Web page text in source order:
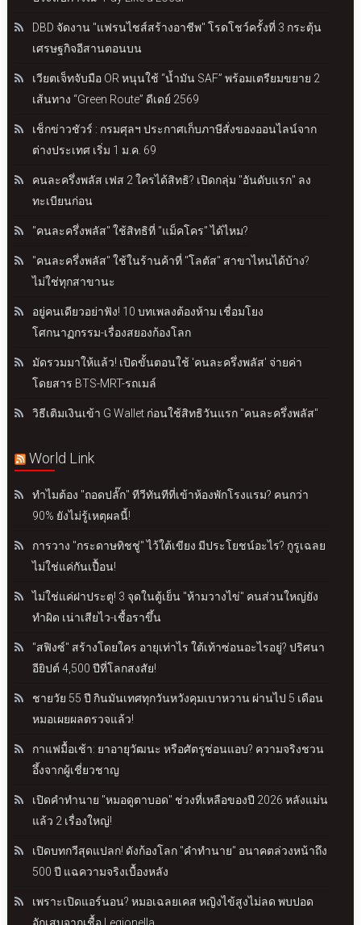
DBD จัดงาน "แฟรนไชส์สร้างอาชีพ" โรดโชว์ครั้งที่ 3 กระตุ้น
เศรษฐกิจอีสานตอนบน
เวียตเจ็ทจับมือ OR หนุนใช้ “น้ำมัน SAF” พร้อมเตรียมขยาย 2
เส้นทาง “Green Route” ดีเดย์ 2569
เช็กข่าวชัวร์ : กรมศุลฯ ประกาศเก็บภาษีสั่งของออนไลน์จาก
ต่างประเทศ เริ่ม 1 ม.ค. 69
คนละครึ่งพลัส เฟส 2 ใครได้สิทธิ? เปิดกลุ่ม "อันดับแรก" ลง
ทะเบียนก่อน
"คนละครึ่งพลัส" ใช้สิทธิที่ "แม็คโคร" ได้ไหม?
"คนละครึ่งพลัส" ใช้ในร้านค้าที่ "โลตัส" สาขาไหนได้บ้าง?
ไม่ใช่ทุกสาขานะ
อยู่คนเดียวอย่าฟัง! 10 บทเพลงต้องห้าม เชื่อมโยง
โศกนาฏกรรม-เรื่องสยองก้องโลก
มัดรวมมาให้แล้ว! เปิดขั้นตอนใช้ 'คนละครึ่งพลัส' จ่ายค่า
โดยสาร BTS-MRT-รถเมล์
วิธีเติมเงินเข้า G Wallet ก่อนใช้สิทธิวันแรก "คนละครึ่งพลัส"
World Link
ทำไมต้อง "ถอดปลั๊ก" ทีวีทันทีที่เข้าห้องพักโรงแรม? คนกว่า
90% ยังไม่รู้เหตุผลนี้!
การวาง "กระดาษทิชชู่" ไว้ใต้เขียง มีประโยชน์อะไร? กูรูเฉลย
ไม่ใช่แค่กันเปื้อน!
ไม่ใช่แค่ฝาประตู! 3 จุดในตู้เย็น "ห้ามวางไข่" คนส่วนใหญ่ยัง
ทำผิด เน่าเสียไว-เชื้อราขึ้น
"สฟิงซ์" สร้างโดยใคร อายุเท่าไร ใต้เท้าซ่อนอะไรอยู่? ปริศนา
อียิปต์ 4,500 ปีที่โลกสงสัย!
ชายวัย 55 ปี กินมันเทศทุกวันหวังคุมเบาหวาน ผ่านไป 5 เดือน
หมอเผยผลตรวจแล้ว!
กาแฟมื้อเช้า: ยาอายุวัฒนะ หรือศัตรูซ่อนแอบ? ความจริงชวน
อึ้งจากผู้เชี่ยวชาญ
เปิดคำทำนาย "หมอดูตาบอด" ช่วงที่เหลือของปี 2026 หลังแม่น
แล้ว 2 เรื่องใหญ่!
เปิดบทกวีสุดแปลก! ดังก้องโลก "คำทำนาย" อนาคตล่วงหน้าถึง
500 ปี แฉความจริงเบื้องหลัง
เพราะเปิดแอร์นอน? หมอเฉลยเคส หญิงไข้สูงไม่ลด พบปอด